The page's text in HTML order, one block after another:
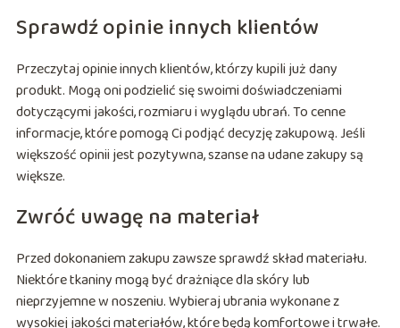
Sprawdź opinie innych klientów
Przeczytaj opinie innych klientów, którzy kupili już dany
produkt. Mogą oni podzielić się swoimi doświadczeniami
dotyczącymi jakości, rozmiaru i wyglądu ubrań. To cenne
informacje, które pomogą Ci podjąć decyzję zakupową. Jeśli
większość opinii jest pozytywna, szanse na udane zakupy są
większe.
Zwróć uwagę na materiał
Przed dokonaniem zakupu zawsze sprawdź skład materiału.
Niektóre tkaniny mogą być drażniące dla skóry lub
nieprzyjemne w noszeniu. Wybieraj ubrania wykonane z
wysokiej jakości materiałów, które będą komfortowe i trwałe.